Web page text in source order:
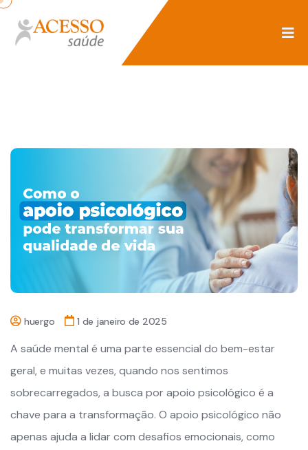
huergo 1 de janeiro de 2025
A saúde mental é uma parte essencial do bem-estar
geral, e muitas vezes, quando nos sentimos
sobrecarregados, a busca por apoio psicológico é a
chave para a transformação. O apoio psicológico não
apenas ajuda a lidar com desafios emocionais, como